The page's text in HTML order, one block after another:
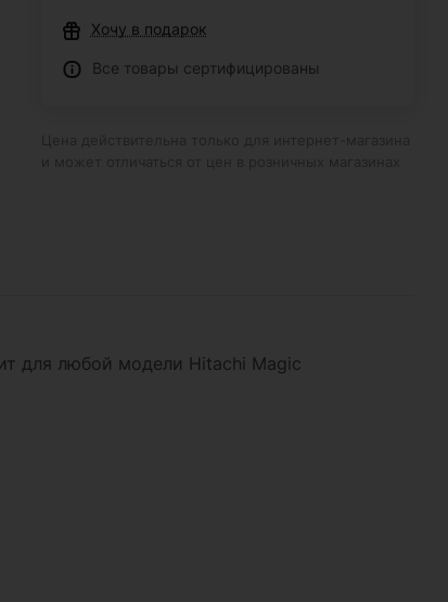
Хочу в подарок
Все товары сертифицированы
для любой модели Hitachi Magic